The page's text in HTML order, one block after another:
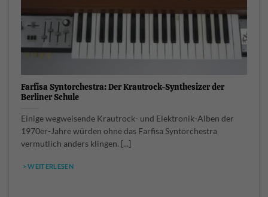
Farfisa Syntorchestra: Der Krautrock-Synthesizer der
Berliner Schule
Einige wegweisende Krautrock- und Elektronik-Alben der
1970er-Jahre würden ohne das Farfisa Syntorchestra
vermutlich anders klingen. [...]
> WEITERLESEN